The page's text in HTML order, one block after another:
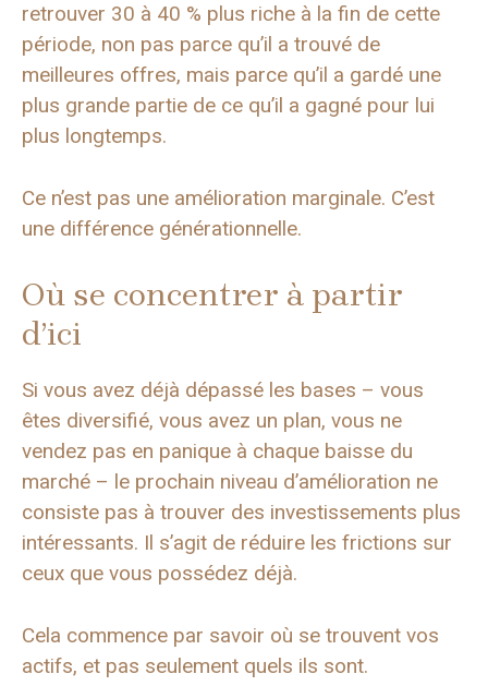
retrouver 30 à 40 % plus riche à la fin de cette
période, non pas parce qu’il a trouvé de
meilleures offres, mais parce qu’il a gardé une
plus grande partie de ce qu’il a gagné pour lui
plus longtemps.
Ce n’est pas une amélioration marginale. C’est
une différence générationnelle.
Où se concentrer à partir
d’ici
Si vous avez déjà dépassé les bases – vous
êtes diversifié, vous avez un plan, vous ne
vendez pas en panique à chaque baisse du
marché – le prochain niveau d’amélioration ne
consiste pas à trouver des investissements plus
intéressants. Il s’agit de réduire les frictions sur
ceux que vous possédez déjà.
Cela commence par savoir où se trouvent vos
actifs, et pas seulement quels ils sont.